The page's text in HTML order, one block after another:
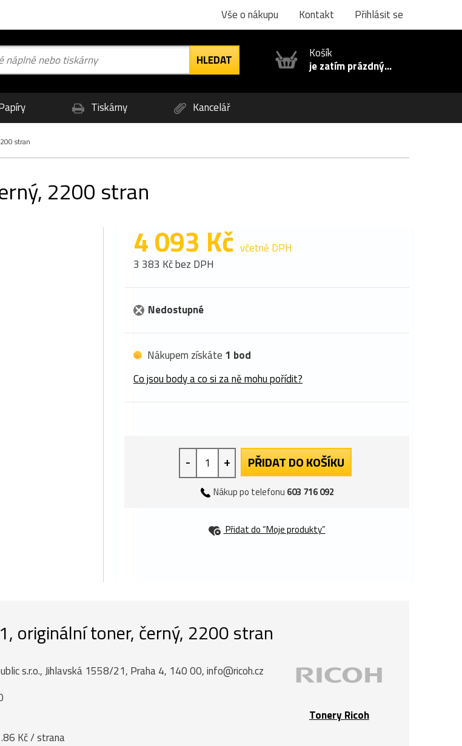
Vše o nákupu Kontakt Přihlásit se
Košík
je zatím prázdný...
Tiskárny Kancelář
stran
2200 stran
4 093 Kč včetně DPH
3 383 Kč bez DPH
Nedostupné
Nákupem získáte 1 bod
Co jsou body a co si za ně mohu pořídit?
- + PŘIDAT DO KOŠÍKU
Nákup po telefonu 603 716 092
Přidat do “Moje produkty”
originální toner, černý, 2200 stran
Tonery Ricoh
s.r.o., Jihlavská 1558/21, Praha 4, 140 00, info@ricoh.cz
Kč / strana